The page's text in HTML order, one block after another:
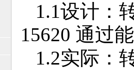
1.1设计：
15620 通过
1.2实际：